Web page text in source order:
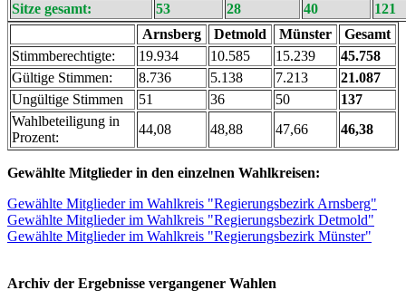
Sitze gesamt:
53 28 40
121
Arnsberg
Detmold Münster
Gesamt
Stimmberechtigte:
19.934 10.585 15.239
45.758
Gültige Stimmen:
8.736 5.138 7.213
21.087
Ungültige Stimmen
51 36 50
137
Wahlbeteiligung in
Prozent:
44,08 48,88 47,66 46,38
Gewählte Mitglieder in den einzelnen Wahlkreisen:
Gewählte Mitglieder im Wahlkreis "Regierungsbezirk Arnsberg"
Gewählte Mitglieder im Wahlkreis "Regierungsbezirk Detmold"
Gewählte Mitglieder im Wahlkreis "Regierungsbezirk Münster"
Archiv der Ergebnisse vergangener Wahlen